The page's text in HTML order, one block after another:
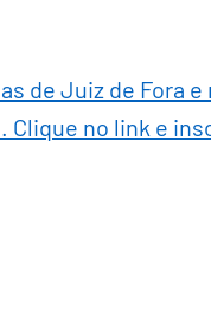
de Juiz de Fora
Clique no link e